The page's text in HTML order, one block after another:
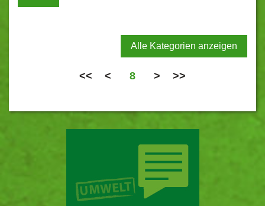
Alle Kategorien anzeigen
<< < 8 > >>